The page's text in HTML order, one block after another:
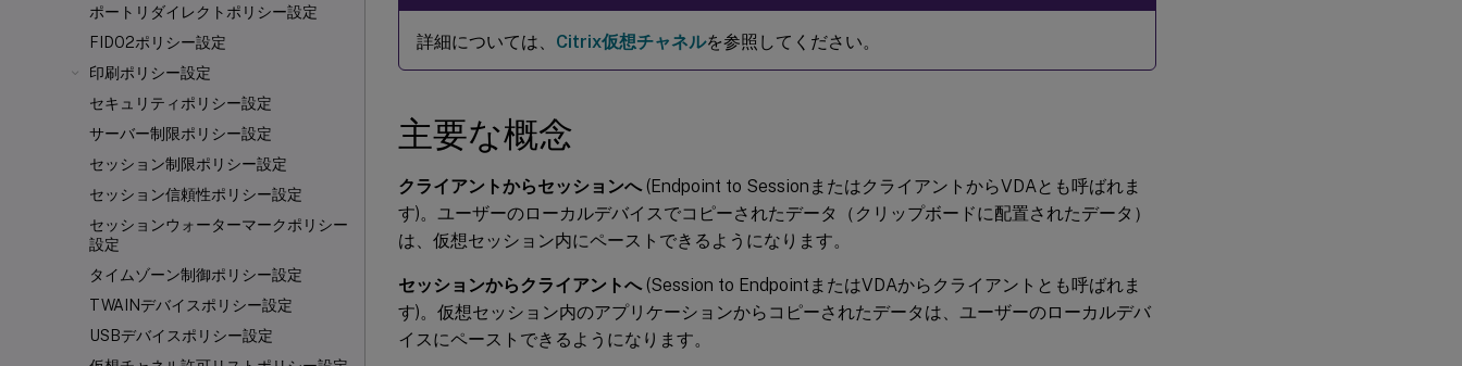
ポートリダイレクトポリシー設定
FIDO2ポリシー設定
印刷ポリシー設定
セキュリティポリシー設定
サーバー制限ポリシー設定
セッション制限ポリシー設定
セッション信頼性ポリシー設定
セッションウォーターマークポリシー
設定
タイムゾーン制御ポリシー設定
TWAINデバイスポリシー設定
USBデバイスポリシー設定
詳細については、 Citrix仮想チャネルを参照してください。
主要な概念
クライアントからセッションへ(Endpoint to SessionまたはクライアントからVDAとも呼ばれま
す)。ユーザーのローカルデバイスでコピーされたデータ（クリップボードに配置されたデータ）
は、仮想セッション内にペーストできるようになります。
セッションからクライアントへ(Session to EndpointまたはVDAからクライアントとも呼ばれま
す)。仮想セッション内のアプリケーションからコピーされたデータは、ユーザーのローカルデバ
イスにペーストできるようになります。